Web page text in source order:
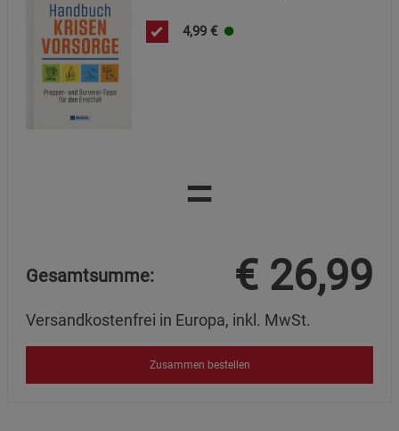
4,99 €
=
Gesamtsumme: € 26,99
Versandkostenfrei in Europa, inkl. MwSt.
Zusammen bestellen